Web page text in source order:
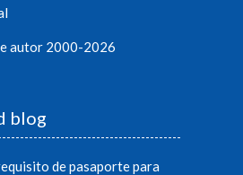
autor 2000-2026
blog
de pasaporte para